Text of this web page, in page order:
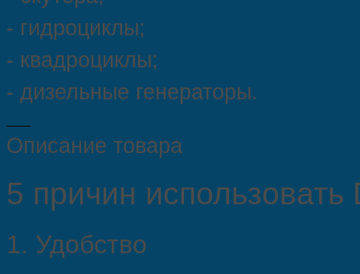
- гидроциклы;
- квадроциклы;
- дизельные генераторы.
Описание товара
5 причин использовать
1. Удобство